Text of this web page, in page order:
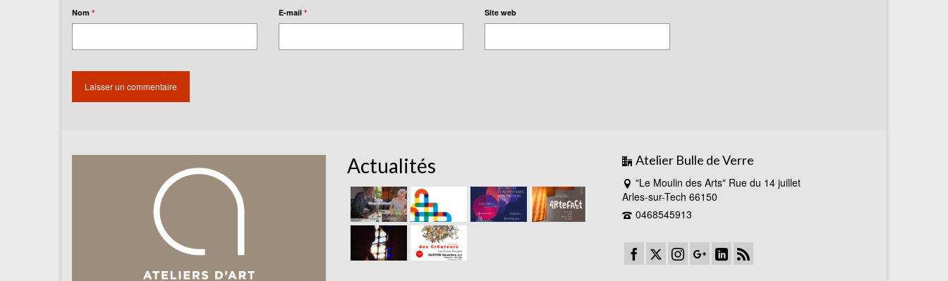
Nom * E-mail * Site web
Actualités Atelier Bulle de Verre
"Le Moulin des Arts" Rue du 14 juillet
Arles-sur-Tech 66150
0468545913